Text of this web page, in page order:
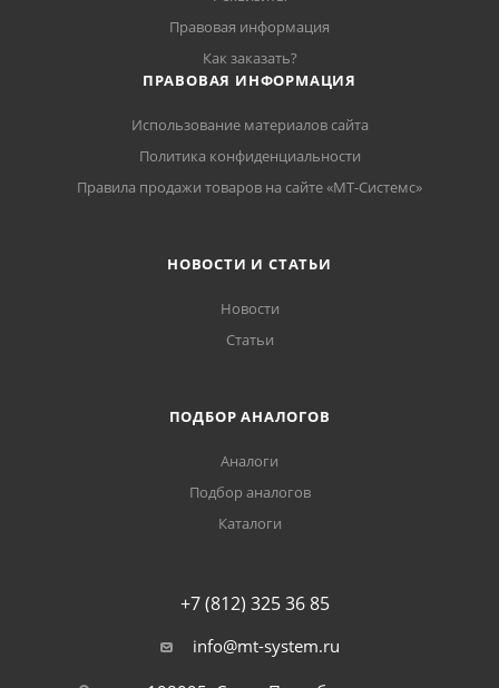
Правовая информация
Как заказать?
ПРАВОВАЯ ИНФОРМАЦИЯ
Использование материалов сайта
Политика конфиденциальности
Правила продажи товаров на сайте «МТ-Системс»
НОВОСТИ И СТАТЬИ
Новости
Статьи
ПОДБОР АНАЛОГОВ
Аналоги
Подбор аналогов
Каталоги
+7 (812) 325 36 85
info@mt-system.ru